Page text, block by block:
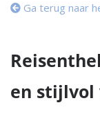
Ga terug naar
en stijlvol